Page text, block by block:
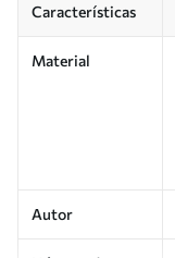
Características
Material
Autor